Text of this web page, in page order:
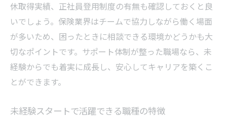
休取得実績、正社員登用制度の有無も確認しておくと良
いでしょう。保険業界はチームで協力しながら働く場面
が多いため、困ったときに相談できる環境かどうかも大
切なポイントです。サポート体制が整った職場なら、未
経験からでも着実に成長し、安心してキャリアを築くこ
とができます。
未経験スタートで活躍できる職種の特徴